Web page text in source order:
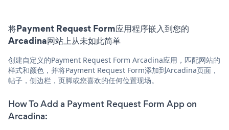
将Payment Request Form应用程序嵌入到您的
Arcadina网站上从未如此简单
创建自定义的Payment Request Form Arcadina应用，匹配网站的
样式和颜色，并将Payment Request Form添加到Arcadina页面，
帖子，侧边栏，页脚或您喜欢的任何位置现场。
How To Add a Payment Request Form App on
Arcadina: